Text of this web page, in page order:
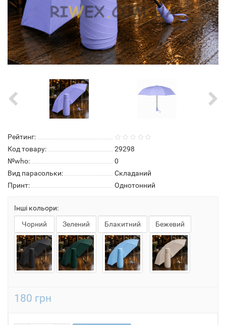
Рейтинг:
Код товару:
29298
№who:
0
Вид парасольки:
Складаний
Принт:
Однотонний
Інші кольори:
Чорний
Зелений Блакитний Бежевий
180 грн